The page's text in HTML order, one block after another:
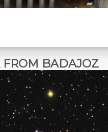
FROM BADAJOZ